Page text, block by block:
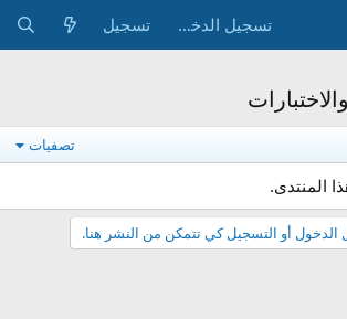
تسجيل الدخول تسجيل
تصفيات
المنتدى.
أو التسجيل كي تتمكن من النشر هنا.